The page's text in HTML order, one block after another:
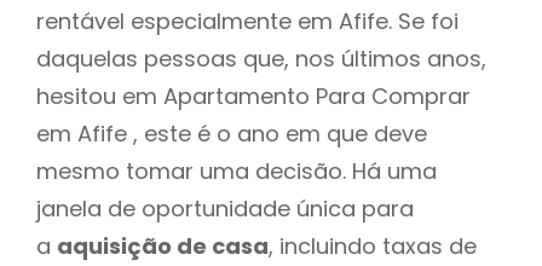
rentável especialmente em Afife. Se foi
daquelas pessoas que, nos últimos anos,
hesitou em Apartamento Para Comprar
em Afife , este é o ano em que deve
mesmo tomar uma decisão. Há uma
janela de oportunidade única para
a aquisição de casa, incluindo taxas de